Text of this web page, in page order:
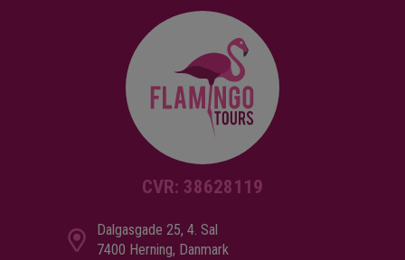
CVR: 38628119
Dalgasgade 25, 4. Sal
7400 Herning, Danmark